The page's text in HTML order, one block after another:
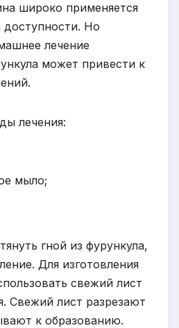
широко применяется
доступности. Но
лечение
может привести к
лечения:
мыло;
гной из фурункула,
Для изготовления
свежий лист
Свежий лист разрезают
к образованию.